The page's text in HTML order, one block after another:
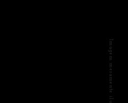
Imagem meramente ilustrativa.